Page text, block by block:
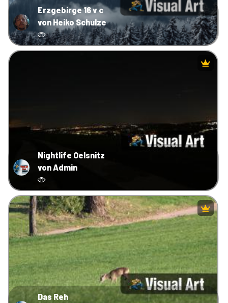
Erzgebirge 16 v c
von Heiko Schulze
Nightlife Oelsnitz
von Admin
Das Reh